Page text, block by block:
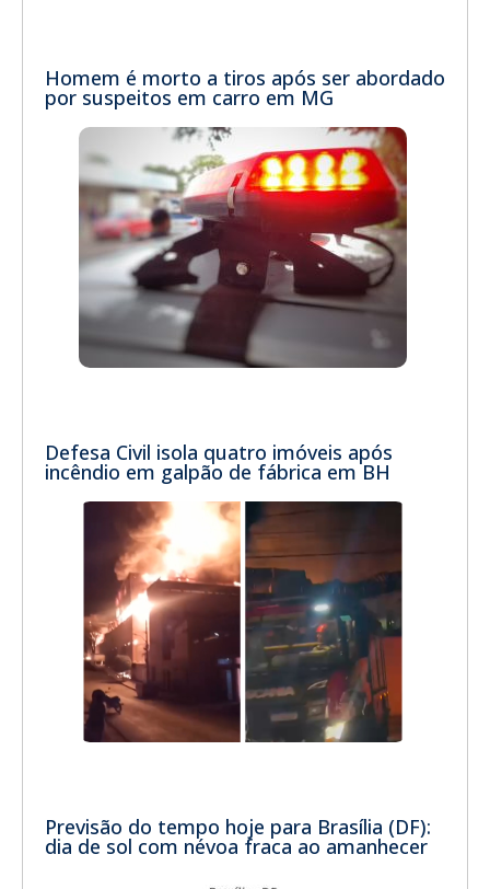
Homem é morto a tiros após ser abordado
por suspeitos em carro em MG
Defesa Civil isola quatro imóveis após
incêndio em galpão de fábrica em BH
Previsão do tempo hoje para Brasília (DF):
dia de sol com névoa fraca ao amanhecer